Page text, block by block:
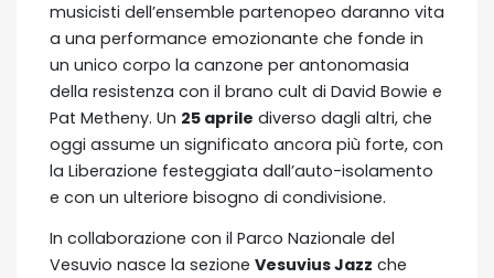
musicisti dell’ensemble partenopeo daranno vita
a una performance emozionante che fonde in
un unico corpo la canzone per antonomasia
della resistenza con il brano cult di David Bowie e
Pat Metheny. Un 25 aprile diverso dagli altri, che
oggi assume un significato ancora più forte, con
la Liberazione festeggiata dall’auto-isolamento
e con un ulteriore bisogno di condivisione.
In collaborazione con il Parco Nazionale del
Vesuvio nasce la sezione Vesuvius Jazz che